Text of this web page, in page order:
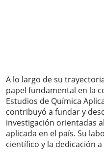
A lo largo de su
papel fundamental en la
Estudios de Química
contribuyó a fundar y
investigación orientadas
aplicada en el país. Su
científico y la dedicación